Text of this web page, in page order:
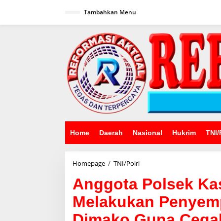
Tambahkan Menu
Home Daerah Nasional Hukrim TNI/
Homepage / TNI/PolriAnggota
Kasokandel
Secara
Rutin
Melakukan
Penyemprotan
Anggota Polsek
Melakukan